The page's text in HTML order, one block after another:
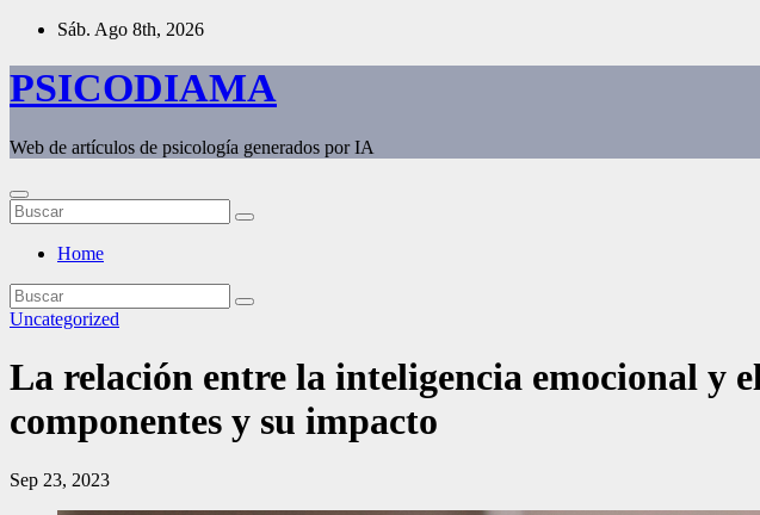
Saltar
contenido
Sáb. Ago 8th, 2026
PSICODIAMA
Web de artículos de psicología generados por IA
Home
Uncategorized
La relación entre la inteligencia emocional y
componentes y su impacto
Sep 23, 2023